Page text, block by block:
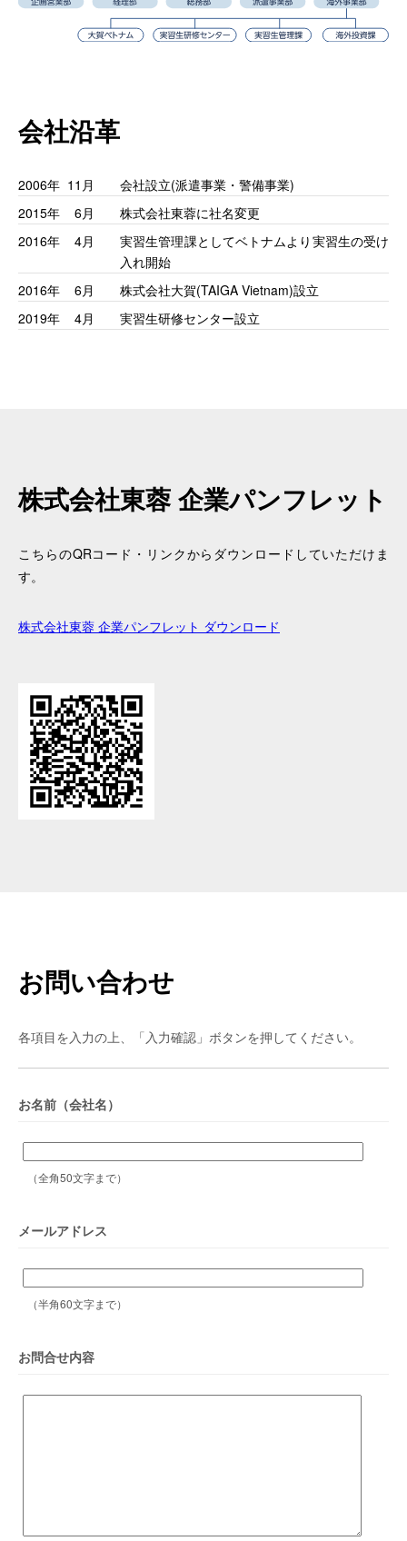
会社沿革
2006年 11月
会社設立(派遣事業・警備事業)
2015年
6月
株式会社東蓉に社名変更
2016年
4月
実習生管理課としてベトナムより実習生の受け
入れ開始
2016年
6月
株式会社大賀(TAIGA Vietnam)設立
2019年
4月 実習生研修センター設立
株式会社東蓉 企業パンフレット
こちらのQRコード・リンクからダウンロードしていただけま
す。
株式会社東蓉 企業パンフレット ダウンロード
お問い合わせ
各項目を入力の上、「入力確認」ボタンを押してください。
お名前（会社名）
（全角50文字まで）
メールアドレス
（半角60文字まで）
お問合せ内容